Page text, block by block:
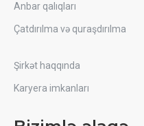
Anbar qalıqları
Çatdırılma və quraşdırılma
Şirkət haqqında
Karyera imkanları